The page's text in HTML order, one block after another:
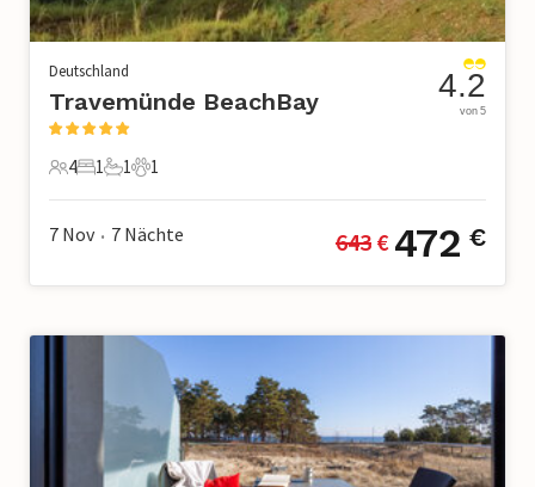
Deutschland
Travemünde BeachBay
4 Gäste
4
1 Schlafzimmer
1
1 Badezimmer
1
1 Haustier
1
4.2
von 5
7 Nov • 7 Nächte 643 € 472 €